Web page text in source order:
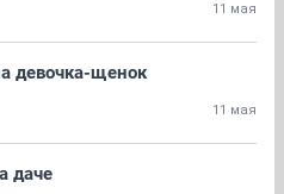
11 мая
девочка-щенок
11 мая
даче